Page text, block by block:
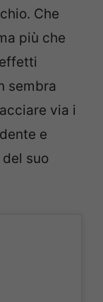
Che
più che
sembra
via i
e
suo